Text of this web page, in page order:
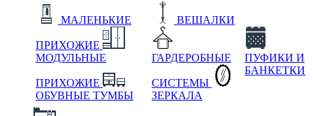
МАЛЕНЬКИЕ
ПРИХОЖИЕ
МОДУЛЬНЫЕ
ПРИХОЖИЕ
ОБУВНЫЕ ТУМБЫ
ВЕШАЛКИ
ГАРДЕРОБНЫЕ
СИСТЕМЫ
ЗЕРКАЛА
ПУФИКИ И
БАНКЕТКИ